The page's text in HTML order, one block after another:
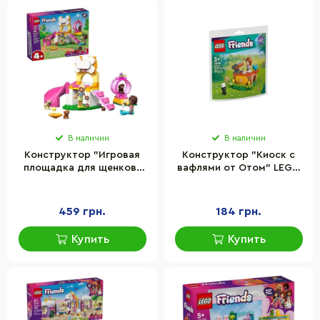
В наличии
Конструктор "Игровая
площадка для щенков"
459 грн.
Купить
В наличии
Конструктор "Киоск с
вафлями от Отом" LEGO
184 грн.
Купить